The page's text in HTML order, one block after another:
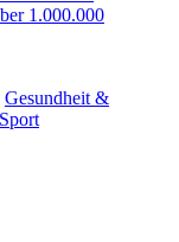
1.000.000
Gesundheit &
Sport